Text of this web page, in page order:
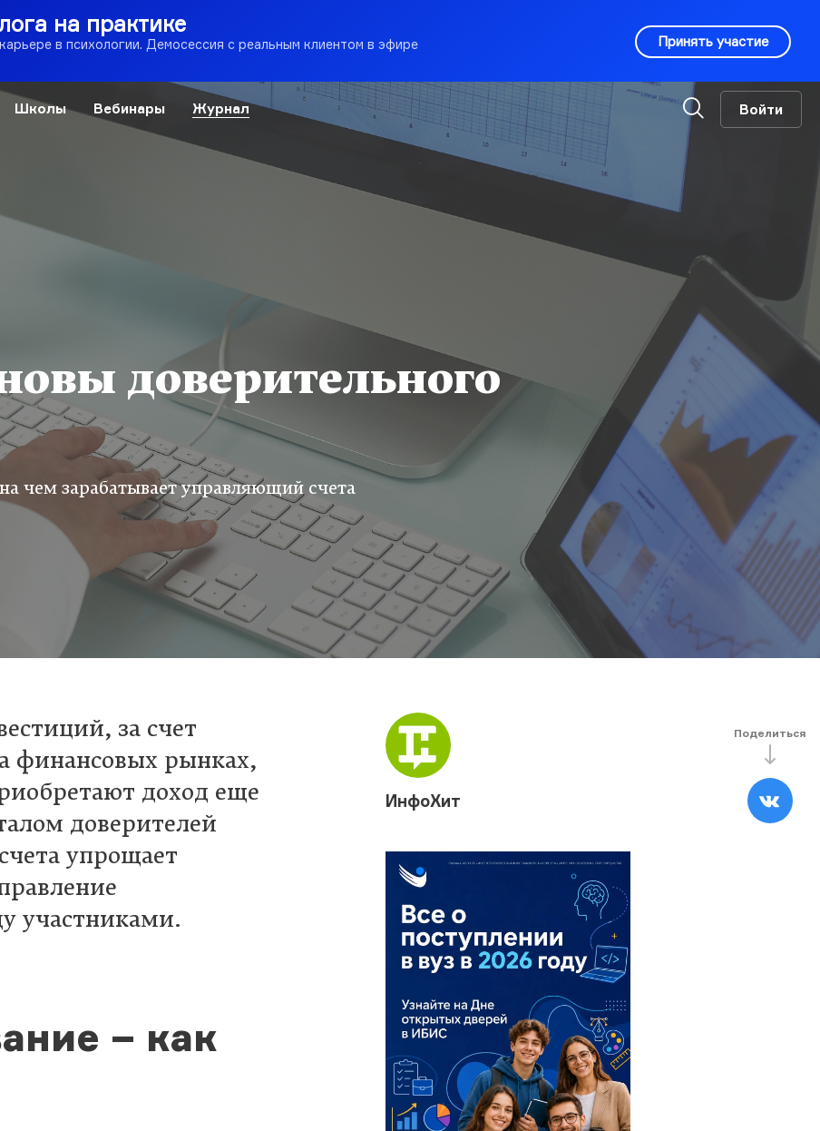
на практике
в психологии. Демосессия с реальным клиентом в эфире Принять участие
Школы Вебинары Журнал Войти
доверительного
чем зарабатывает управляющий счета
за счет
финансовых рынках,
доход еще
доверителей
упрощает
участниками.
ИнфоХит
– как
Поделиться